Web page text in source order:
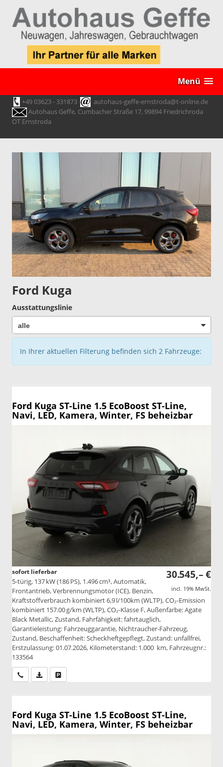
Menü
+49 03623 - 331873
autohaus-geffe-ernstroda@t-online.de
Autohaus Geffe, Cumbacher Straße 17, 99894 Friedrichroda
OT Ernstroda
Ford Kuga
Ausstattungslinie
In Ihrer aktuellen Filterung befinden sich 2 Fahrzeuge:
Ford Kuga ST-Line 1.5 EcoBoost ST-Line,
Navi, LED, Kamera, Winter, FS beheizbar
30.545,– €
incl. 19% MwSt.
sofort lieferbar
5-türig, 137 kW (186 PS), 1.496 cm³, Automatik,
Frontantrieb, Verbrennungsmotor (ICE), Benzin,
Kraftstoffverbrauch kombiniert 6,9 l/100km (WLTP), CO₂-Emission
kombiniert 157.00 g/km (WLTP), CO₂-Klasse F, Außenfarbe: Agate
Black Metallic, Zustand, Fahrfähigkeit: fahrtauglich,
Garantieleistung: Fahrzeuggarantie, Nichtraucher-Fahrzeug,
Zustand, Beschaffenheit: Scheckheftgepflegt, Zustand: unfallfrei,
Erstzulassung: 01.07.2026, Kilometerstand: 1.000 km, Fahrzeugnr.:
133564
Wir rufen Sie anPDF-Datei, Fahrzeugexposé drucken
Ford Kuga ST-Line 1.5 EcoBoost ST-Line,
Navi, LED, Kamera, Winter, FS beheizbar